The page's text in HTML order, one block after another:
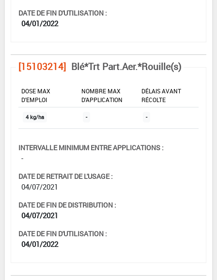
DATE DE FIN D'UTILISATION :
04/01/2022
[15103214] Blé*Trt Part.Aer.*Rouille(s)
DOSE MAX
D'EMPLOI
NOMBRE MAX
D'APPLICATION
DÉLAIS AVANT
RÉCOLTE
4 kg/ha - -
INTERVALLE MINIMUM ENTRE APPLICATIONS :
-
DATE DE RETRAIT DE L'USAGE :
04/07/2021
DATE DE FIN DE DISTRIBUTION :
04/07/2021
DATE DE FIN D'UTILISATION :
04/01/2022